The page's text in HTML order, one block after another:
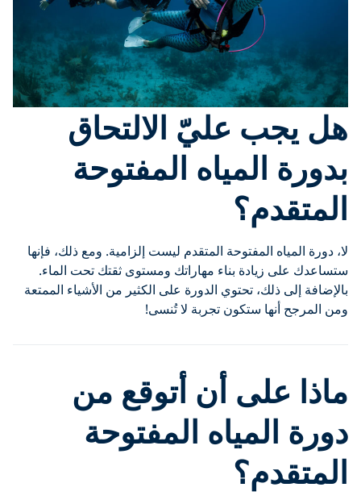
هل يجب عليّ الالتحاق
بدورة المياه المفتوحة
المتقدم؟
لا، دورة المياه المفتوحة المتقدم ليست إلزامية. ومع ذلك، فإنها
ستساعدك على زيادة بناء مهاراتك ومستوى ثقتك تحت الماء.
بالإضافة إلى ذلك، تحتوي الدورة على الكثير من الأشياء الممتعة
ومن المرجح أنها ستكون تجربة لا تُنسى!
ماذا على أن أتوقع من
دورة المياه المفتوحة
المتقدم؟